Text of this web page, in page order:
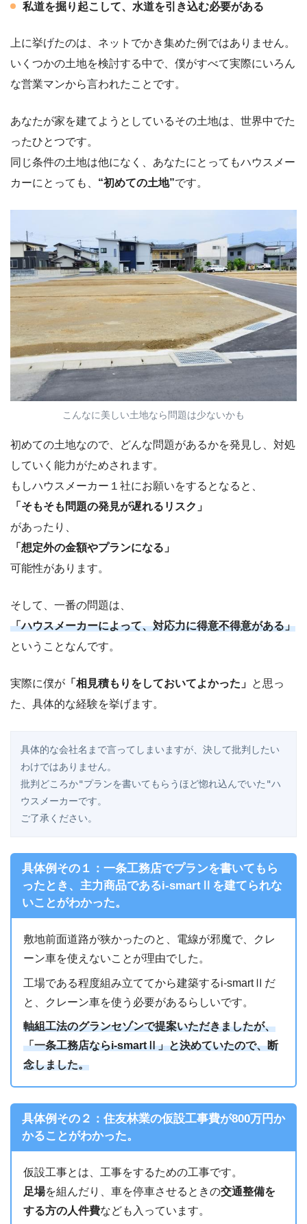
私道を掘り起こして、水道を引き込む必要がある
上に挙げたのは、ネットでかき集めた例ではありません。
いくつかの土地を検討する中で、僕がすべて実際にいろん
な営業マンから言われたことです。
あなたが家を建てようとしているその土地は、世界中でた
ったひとつです。
同じ条件の土地は他になく、あなたにとってもハウスメー
カーにとっても、 “初めての土地”です。
こんなに美しい土地なら問題は少ないかも
初めての土地なので、どんな問題があるかを発見し、対処
していく能力がためされます。
もしハウスメーカー１社にお願いをするとなると、
「そもそも問題の発見が遅れるリスク」
があったり、
「想定外の金額やプランになる」
可能性があります。
そして、一番の問題は、
「ハウスメーカーによって、対応力に得意不得意がある」
ということなんです。
実際に僕が 「相見積もりをしておいてよかった」 と思っ
た、具体的な経験を挙げます。
具体的な会社名まで言ってしまいますが、決して批判したい
わけではありません。
批判どころか"プランを書いてもらうほど惚れ込んでいた"ハ
ウスメーカーです。
具体例その１：一条工務店でプランを書いてもら
ったとき、主力商品であるi-smartⅡを建てられな
いことがわかった。
敷地前面道路が狭かったのと、電線が邪魔で、クレ
ーン車を使えないことが理由でした。
工場である程度組み立ててから建築するi-smartⅡだ
と、クレーン車を使う必要があるらしいです。
軸組工法のグランセゾンで提案いただきましたが、
「一条工務店ならi-smartⅡ」と決めていたので、断
念しました。
具体例その２：住友林業の仮設工事費が800万円か
かることがわかった。
仮設工事とは、工事をするための工事です。
足場を組んだり、車を停車させるときの交通整備を
する方の人件費なども入っています。